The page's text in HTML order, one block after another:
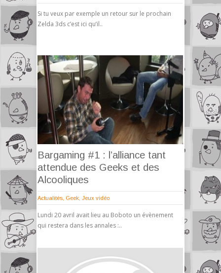
Si tu veux par exemple un retour sur le prochain
Zelda 3ds c’est ici qu’il..
Bargaming #1 : l’alliance tant
attendue des Geeks et des
Alcooliques
Actualités Geek Jeux vidéo
Lundi 20 avril avait lieu au Boboto un évènement
qui restera dans les annales :..